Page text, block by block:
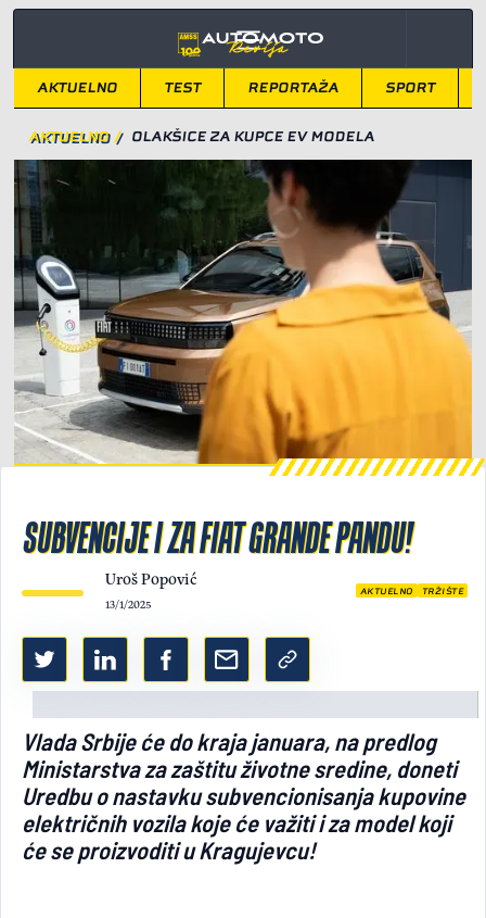
Light/Dark mode
AKTUELNO TEST REPORTAŽA SPORT
AKTUELNO / OLAKŠICE ZA KUPCE EV MODELA
SUBVENCIJE I ZA FIAT GRANDE PANDU!
Uroš Popović
13/1/2025
AKTUELNO TRŽIŠTE
Vlada Srbije će do kraja januara, na predlog
Ministarstva za zaštitu životne sredine, doneti
Uredbu o nastavku subvencionisanja kupovine
električnih vozila koje će važiti i za model koji
će se proizvoditi u Kragujevcu!